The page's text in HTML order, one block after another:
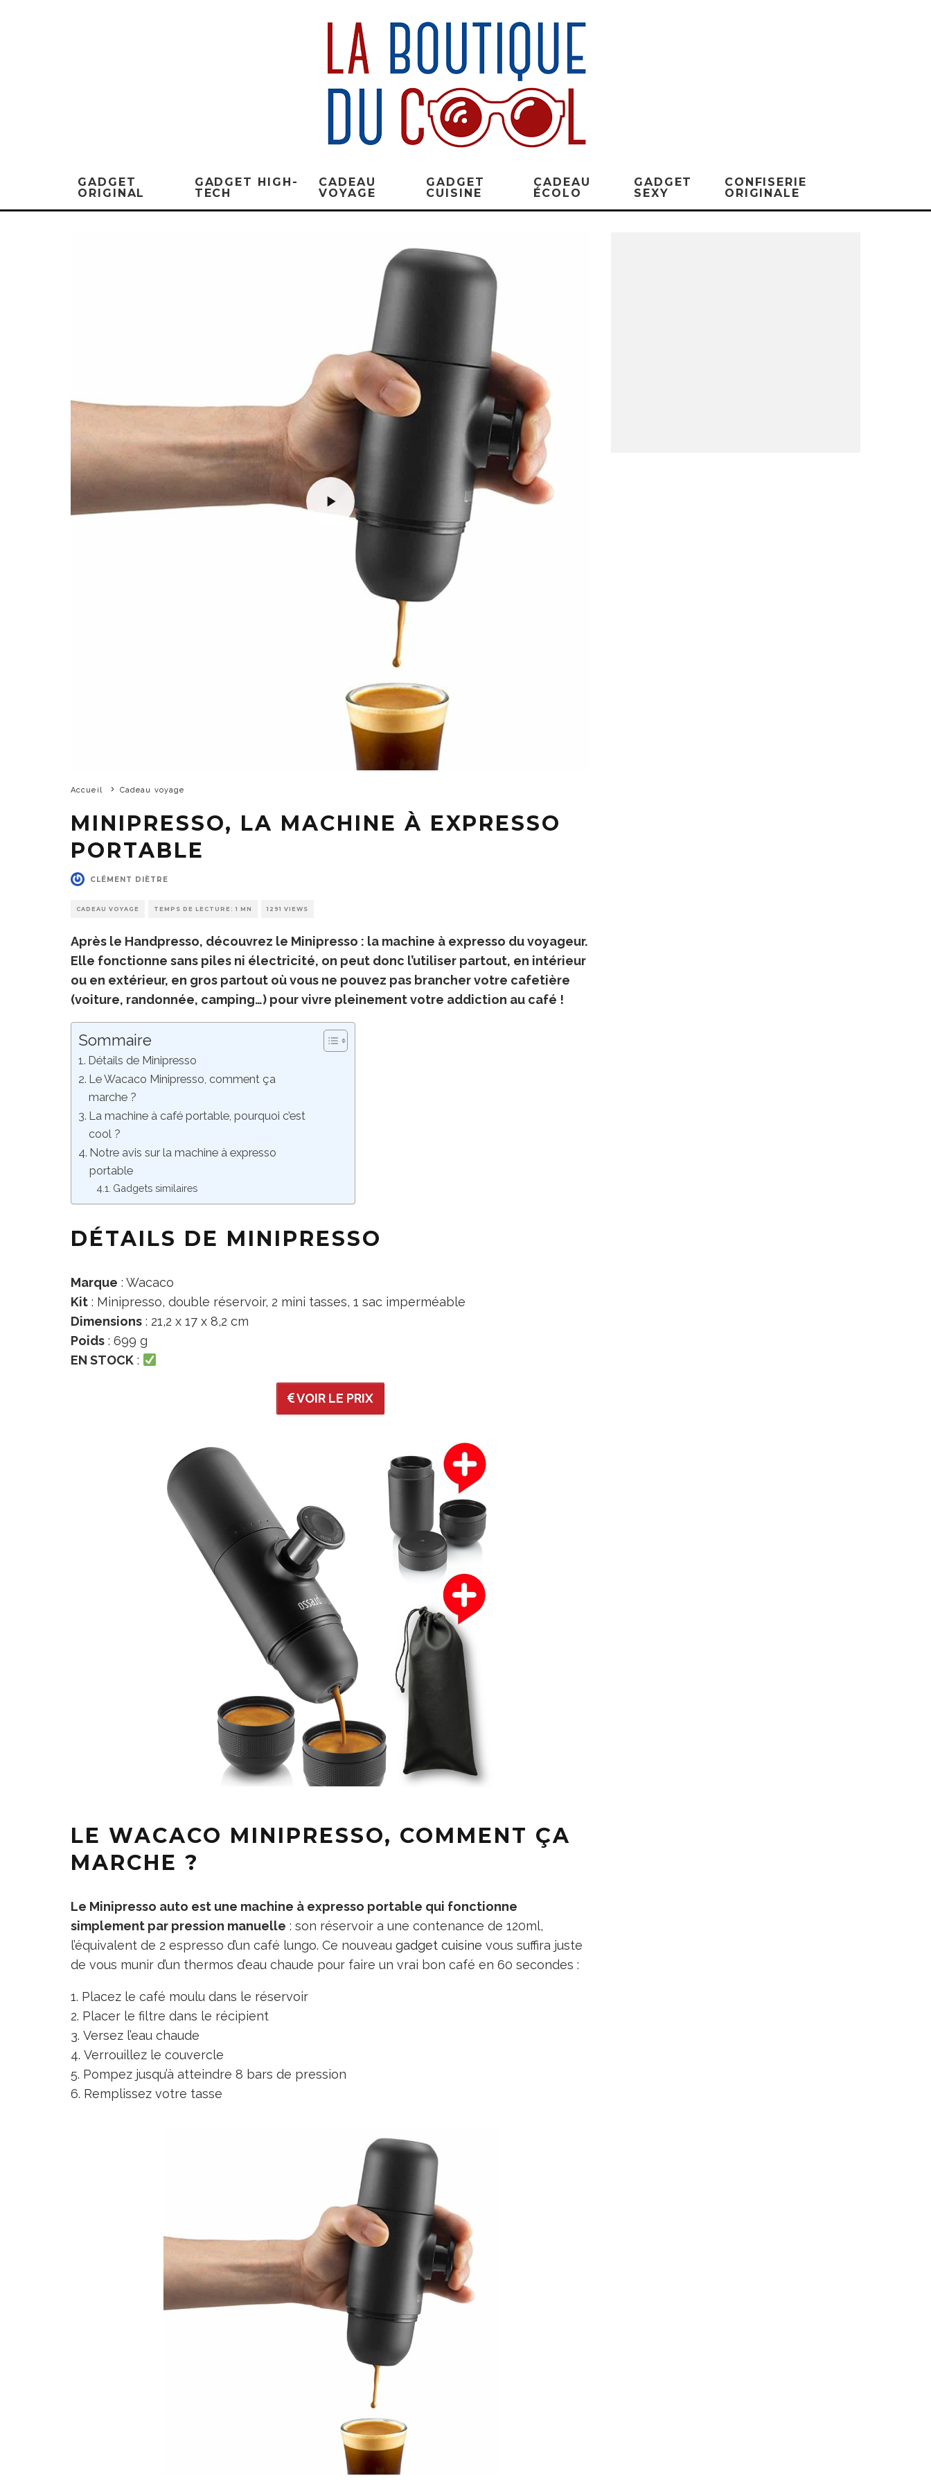
GADGET
ORIGINAL
GADGET HIGH-
TECH
CADEAU
VOYAGE
GADGET
CUISINE
CADEAU
ÉCOLO
GADGET
SEXY
CONFISERIE
ORIGINALE
Accueil Cadeau voyage
MINIPRESSO, LA MACHINE À EXPRESSO
PORTABLE
CLÉMENT DIÈTRE
CADEAU VOYAGE TEMPS DE LECTURE: 1 MN 1291 VIEWS
Après le Handpresso, découvrez le Minipresso : la machine à expresso du voyageur.
Elle fonctionne sans piles ni électricité, on peut donc l’utiliser partout, en intérieur
ou en extérieur, en gros partout où vous ne pouvez pas brancher votre cafetière
(voiture, randonnée, camping…) pour vivre pleinement votre addiction au café !
Sommaire
Détails de Minipresso
Le Wacaco Minipresso, comment ça
marche ?
La machine à café portable, pourquoi c’est
cool ?
Notre avis sur la machine à expresso
portable
Gadgets similaires
DÉTAILS DE MINIPRESSO
Marque : Wacaco
Kit : Minipresso, double réservoir, 2 mini tasses, 1 sac imperméable
Dimensions : 21,2 x 17 x 8,2 cm
Poids : 699 g
EN STOCK :
VOIR LE PRIX
LE WACACO MINIPRESSO, COMMENT ÇA
MARCHE ?
Le Minipresso auto est une machine à expresso portable qui fonctionne
simplement par pression manuelle : son réservoir a une contenance de 120ml,
l’équivalent de 2 espresso d’un café lungo. Ce nouveau gadget cuisine vous suffira juste
de vous munir d’un thermos d’eau chaude pour faire un vrai bon café en 60 secondes :
Placez le café moulu dans le réservoir
Placer le filtre dans le récipient
Versez l’eau chaude
Verrouillez le couvercle
Pompez jusqu’à atteindre 8 bars de pression
Remplissez votre tasse